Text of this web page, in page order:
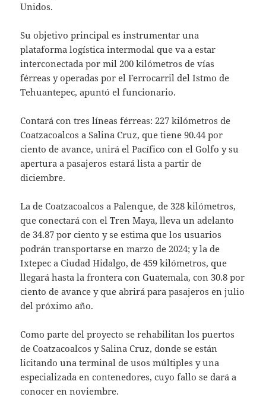
Unidos.
Su objetivo principal es instrumentar una
plataforma logística intermodal que va a estar
interconectada por mil 200 kilómetros de vías
férreas y operadas por el Ferrocarril del Istmo de
Tehuantepec, apuntó el funcionario.
Contará con tres líneas férreas: 227 kilómetros de
Coatzacoalcos a Salina Cruz, que tiene 90.44 por
ciento de avance, unirá el Pacífico con el Golfo y su
apertura a pasajeros estará lista a partir de
diciembre.
La de Coatzacoalcos a Palenque, de 328 kilómetros,
que conectará con el Tren Maya, lleva un adelanto
de 34.87 por ciento y se estima que los usuarios
podrán transportarse en marzo de 2024; y la de
Ixtepec a Ciudad Hidalgo, de 459 kilómetros, que
llegará hasta la frontera con Guatemala, con 30.8 por
ciento de avance y que abrirá para pasajeros en julio
del próximo año.
Como parte del proyecto se rehabilitan los puertos
de Coatzacoalcos y Salina Cruz, donde se están
licitando una terminal de usos múltiples y una
especializada en contenedores, cuyo fallo se dará a
conocer en noviembre.